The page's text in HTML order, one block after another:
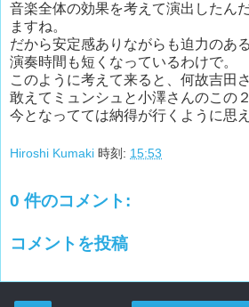
音楽全体の効果を考えて演出したん
ますね。
だから安定感ありながらも迫力のあ
演奏時間も短くなっているわけで。
このように考えて来ると、何故吉田さ
敢えてミュンシュと小澤さんのこの
今となってては納得が行くように思え
Hiroshi Kumaki 時刻: 15:53
0 件のコメント:
コメントを投稿